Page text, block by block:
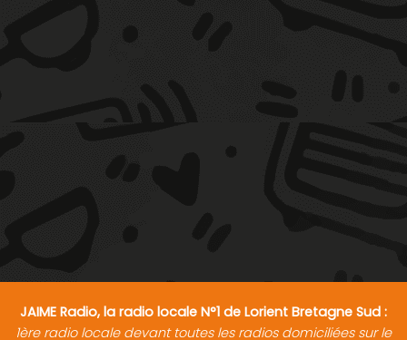
JAIME Radio, la radio locale N°1 de Lorient Bretagne Sud :
1ère radio locale devant toutes les radios domiciliées sur le